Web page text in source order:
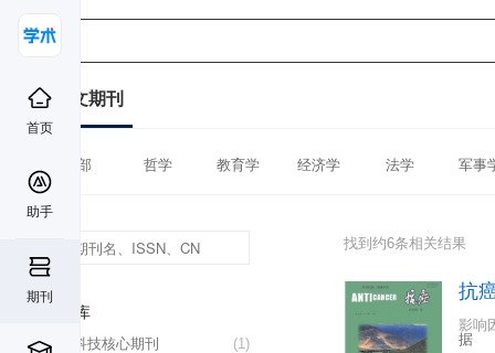
首页
助手
期刊
中文期刊
全部 哲学 教育学 经济学 法学 军事
数据库
(1)
中国科技核心期刊
找到约6条相关结果
抗
影响
据